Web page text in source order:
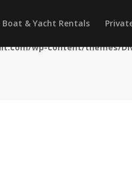
wp-content/themes/
wp-content/themes/
Boat & Yacht Rentals